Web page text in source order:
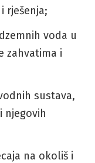
rješenja;
voda u
zahvatima i
sustava,
njegovih
na okoliš i